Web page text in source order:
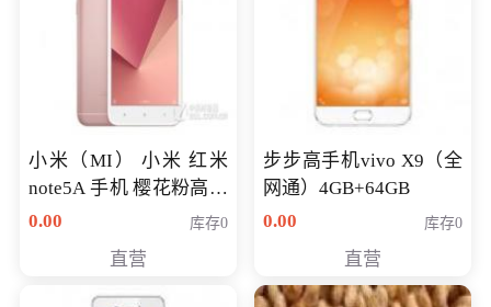
小米（MI） 小米 红米
note5A 手机 樱花粉高配
版 全网通(3G+32G)
0.00 库存0
直营
步步高手机vivo X9（全
网通）4GB+64GB
0.00
库存0
直营